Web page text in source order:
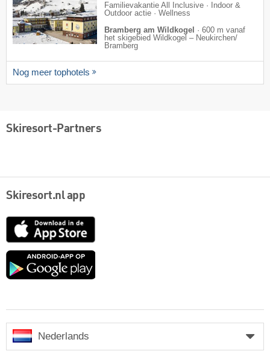
Familievakantie All Inclusive · Indoor &
Outdoor actie · Wellness
Bramberg am Wildkogel
· 600 m vanaf
het skigebied Wildkogel – Neukirchen/​
Bramberg
Nog meer tophotels
Skiresort-Partners
Skiresort.nl app
App
Google
Nederlands